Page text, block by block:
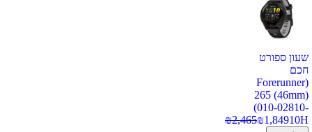
שעון ספורט
חכם
(Forerunner
265 (46mm)
(010-02810-
10H
₪1,849
₪2,465